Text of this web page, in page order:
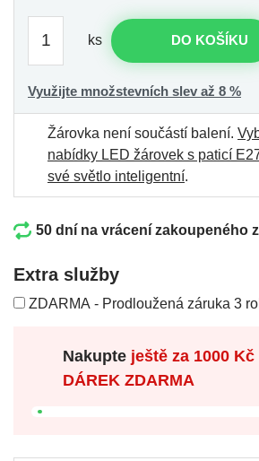
ks DO KOŠÍKU
Využijte množstevních slev až 8 %
Žárovka není součástí balení.
nabídky LED žárovek s paticí
své světlo inteligentní.
50 dní na vrácení zakoupeného
Extra služby
ZDARMA - Prodloužená záruka 3
Nakupte ještě za1000 Kč
DÁREK ZDARMA